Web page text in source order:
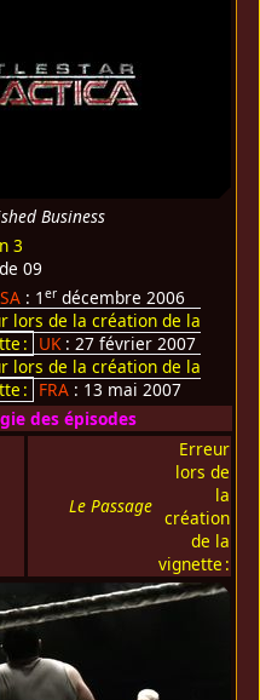
Business
3
09
: 1 erdécembre 2006
lors de la création de la
: UK: 27 février 2007
lors de la création de la
: FRA: 13 mai 2007
des épisodes
Le Passage
Erreur
lors de
la
création
de la
vignette :